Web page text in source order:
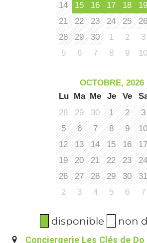
14
15 16 17 18 19
21
22 23 24 25 26
28
29 30 1 2 3
5
6 7 8 9 10
OCTOBRE, 2026
Lu
Ma Me Je Ve
28
29 30 1 2 3
5
6 7 8 9 10
12
13 14 15 16 17
19
20 21 22 23 24
26
27 28 29 30 31
2
3 4 5 6 7
disponible non
Conciergerie Les Clés de Do